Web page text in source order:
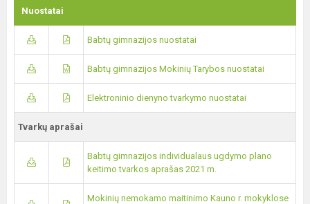
Nuostatai
Babtų gimnazijos nuostatai
Babtų gimnazijos Mokinių Tarybos nuostatai
Elektroninio dienyno tvarkymo nuostatai
Tvarkų aprašai
Babtų gimnazijos individualaus ugdymo plano
keitimo tvarkos aprašas 2021 m.
Mokinių nemokamo maitinimo Kauno r. mokyklose